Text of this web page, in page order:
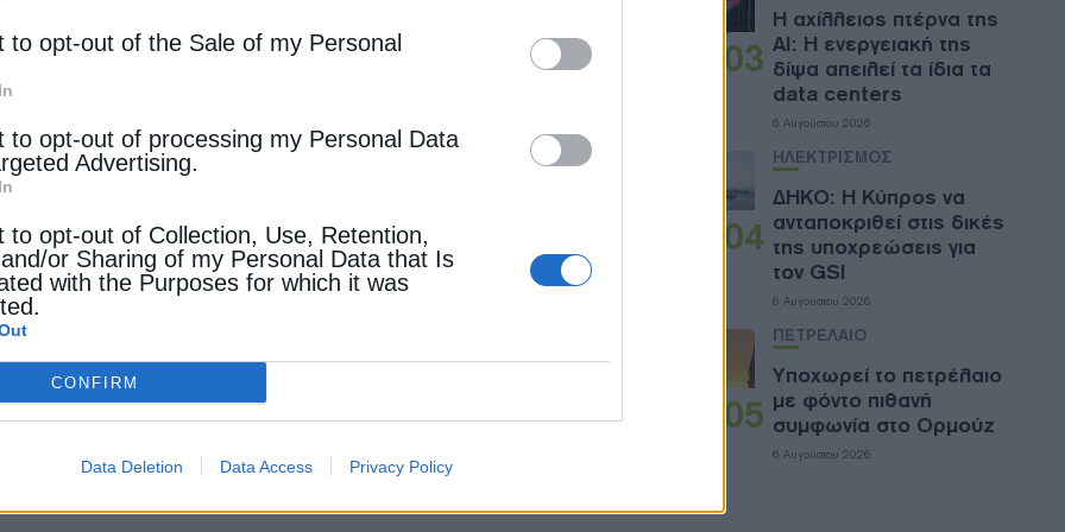
to opt-out of the Sale of my Personal
to opt-out of processing my Personal Data
Advertising.
to opt-out of Collection, Use, Retention,
or Sharing of my Personal Data that Is
with the Purposes for which it was
CONFIRM
Data Deletion Data Access Privacy Policy
τα δεδομένα και ότι μόνο σε ένα πολύ μικρό ποσοστό
Εκεί όπου τα δεδομένα είναι διαφορετικά και οι τράπεζες
ο τομέας της αποθήκευσης, δεδομένου ότι δεν έχει ακόμη
οποίο θα πραγματοποιούνται οι πληρωμές. Στο παρελθόν,
όγκος των έργων αποθήκευσης στην Ελλάδα θα υλοποιηθεί
μεταξύ άλλων, ότι: «Παρά την αναγκαιότητα των
ενδιαφέρον, τα merchant BESS θα αντιμετωπίσουν
τους. Ο κανιβαλισμός των spreads, τα
στο arbitrage, καθώς και η ασάφεια σχετικά με
και τις ακριβείς υπηρεσίες που θα προσφέρονται,
μονόδρομο».
ως κρίσιμη όσον αφορά το σκέλος της
έχουν ολοκληρωθεί μέχρι σήμερα και αναμένεται να
03
Η αχίλλειος πτέρνα της
AI: Η ενεργειακή της
δίψα απειλεί τα ίδια τα
data centers
6 Αυγούστου 2026
04
ΗΛΕΚΤΡΙΣΜΟΣ
ΔΗΚΟ: Η Κύπρος να
ανταποκριθεί στις δικές
της υποχρεώσεις για
τον GSI
6 Αυγούστου 2026
05
ΠΕΤΡΕΛΑΙΟ
Υποχωρεί το πετρέλαιο
με φόντο πιθανή
συμφωνία στο Ορμούζ
6 Αυγούστου 2026